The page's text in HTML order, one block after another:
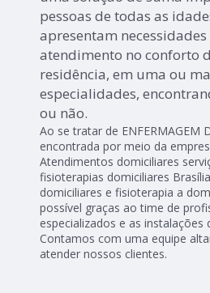
pessoas de todas as
apresentam
atendimento no conforto
residência, em uma ou
especialidades,
ou não.
Ao se tratar de ENFERMAGEM
encontrada por meio da
Atendimentos domiciliares
fisioterapias domiciliares
domiciliares e fisioterapia a
possível graças ao time de
especializados e as instalações
Contamos com uma equipe
atender nossos clientes.